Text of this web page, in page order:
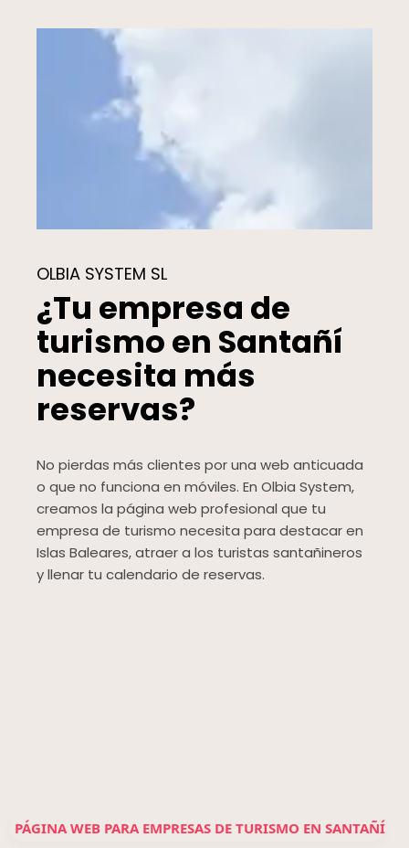
OLBIA SYSTEM SL
¿Tu empresa de
turismo en Santañí
necesita más
reservas?
No pierdas más clientes por una web anticuada
o que no funciona en móviles. En Olbia System,
creamos la página web profesional que tu
empresa de turismo necesita para destacar en
Islas Baleares, atraer a los turistas santañineros
y llenar tu calendario de reservas.
PÁGINA WEB PARA EMPRESAS DE TURISMO EN SANTAÑÍ